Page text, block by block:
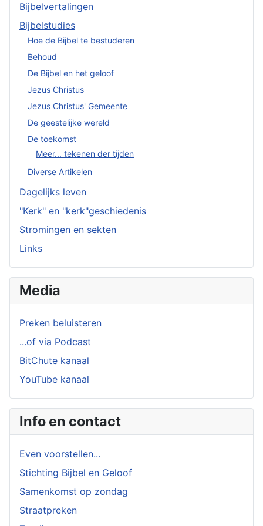
Bijbelvertalingen
Bijbelstudies
Hoe de Bijbel te bestuderen
Behoud
De Bijbel en het geloof
Jezus Christus
Jezus Christus' Gemeente
De geestelijke wereld
De toekomst
Meer... tekenen der tijden
Diverse Artikelen
Dagelijks leven
"Kerk" en "kerk"geschiedenis
Stromingen en sekten
Links
Media
Preken beluisteren
...of via Podcast
BitChute kanaal
YouTube kanaal
Info en contact
Even voorstellen...
Stichting Bijbel en Geloof
Samenkomst op zondag
Straatpreken